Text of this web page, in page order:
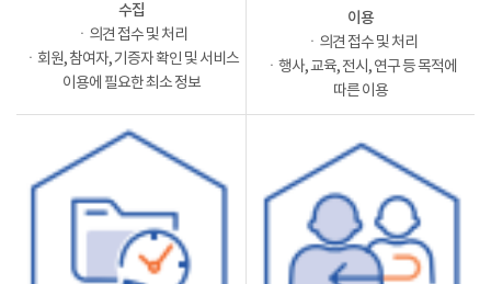
수집
ㆍ의견 접수 및 처리
ㆍ회원, 참여자, 기증자 확인 및 서비스
이용에 필요한 최소 정보
이용
ㆍ의견 접수 및 처리
ㆍ행사, 교육, 전시, 연구 등 목적에
따른 이용